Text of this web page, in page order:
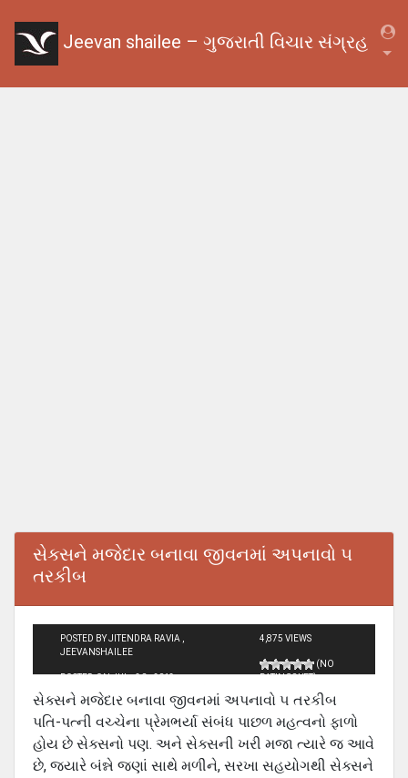
Jeevan shailee – ગુજરાતી વિચાર સંગ્રહ
સેક્સને મજેદાર બનાવા જીવનમાં અપનાવો ૫
તરકીબ
POSTED BY JITENDRA RAVIA ,
JEEVANSHAILEE
POSTED ON JUL - 30 - 2013
4,875 VIEWS
(NO
RATINGS YET)
સેક્સને મજેદાર બનાવા જીવનમાં અપનાવો ૫ તરકીબ
પતિ-પત્ની વચ્ચેના પ્રેમભર્યા સંબંધ પાછળ મહત્વનો ફાળો
હોય છે સેક્સનો પણ. અને સેક્સની ખરી મજા ત્યારે જ આવે
છે, જ્યારે બંન્ને જણાં સાથે મળીને, સરખા સહયોગથી સેક્સને